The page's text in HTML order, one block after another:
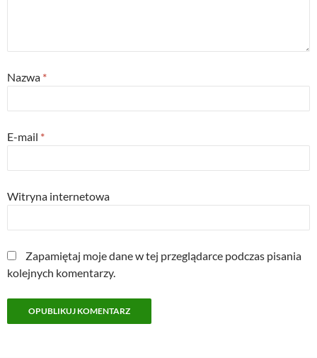
Nazwa *
E-mail *
Witryna internetowa
Zapamiętaj moje dane w tej przeglądarce podczas pisania
kolejnych komentarzy.